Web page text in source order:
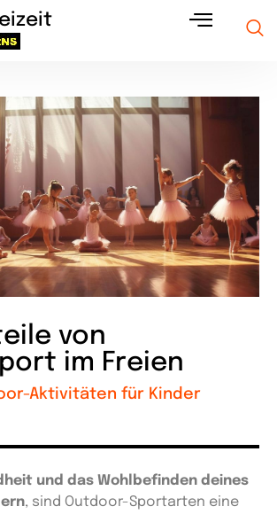
von
im Freien
Aktivitäten für Kinder
und das Wohlbefinden deines
, sind Outdoor-Sportarten eine